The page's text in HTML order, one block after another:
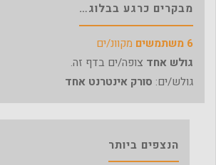
מבקרים כרגע בבלוג…
6 משתמשים
מקוונ/ים
גולש אחד צופה/ים בדף זה.
גולש/ים: סורק אינטרנט אחד
הנצפים ביותר